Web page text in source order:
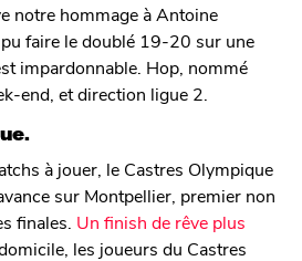
notre hommage à Antoine
faire le doublé 19-20 sur une
impardonnable. Hop, nommé
end, et direction ligue 2.
à jouer, le Castres Olympique
sur Montpellier, premier non
finales. Un finish de rêve plus
les joueurs du Castres